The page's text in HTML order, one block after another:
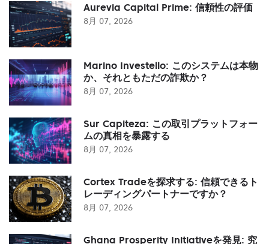
Aurevia Capital Prime: 信頼性の評価
8月 07, 2026
Marino Investello: このシステムは本物
か、それともただの詐欺か？
8月 07, 2026
Sur Capiteza: この取引プラットフォー
ムの真相を暴露する
8月 07, 2026
Cortex Tradeを探求する: 信頼できるト
レーディングパートナーですか？
8月 07, 2026
Ghana Prosperity Initiativeを発見: 究